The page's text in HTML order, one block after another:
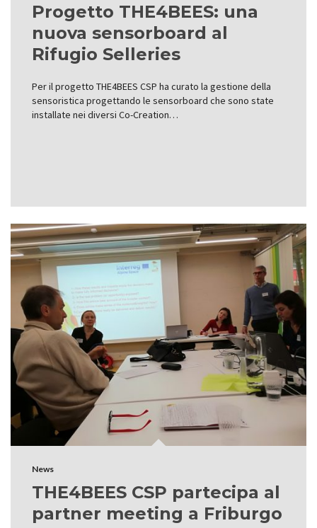
Progetto THE4BEES: una
nuova sensorboard al
Rifugio Selleries
Per il progetto THE4BEES CSP ha curato la gestione della
sensoristica progettando le sensorboard che sono state
installate nei diversi Co-Creation…
News
THE4BEES CSP partecipa al
partner meeting a Friburgo